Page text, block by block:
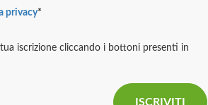
privacy*
iscrizione cliccando i bottoni presenti in